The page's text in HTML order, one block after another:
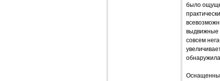
было
выдвижные
совсем